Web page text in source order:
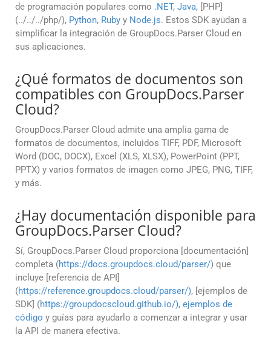
de programación populares como .NET, Java, [PHP]
(../../../php/), Python, Ruby y Node.js. Estos SDK ayudan a
simplificar la integración de GroupDocs.Parser Cloud en
sus aplicaciones.
¿Qué formatos de documentos son
compatibles con GroupDocs.Parser
Cloud?
GroupDocs.Parser Cloud admite una amplia gama de
formatos de documentos, incluidos TIFF, PDF, Microsoft
Word (DOC, DOCX), Excel (XLS, XLSX), PowerPoint (PPT,
PPTX) y varios formatos de imagen como JPEG, PNG, TIFF,
y más.
¿Hay documentación disponible para
GroupDocs.Parser Cloud?
Sí, GroupDocs.Parser Cloud proporciona [documentación]
completa (https://docs.groupdocs.cloud/parser/) que
incluye [referencia de API]
(https://reference.groupdocs.cloud/parser/), [ejemplos de
SDK] (https://groupdocscloud.github.io/), ejemplos de
código y guías para ayudarlo a comenzar a integrar y usar
la API de manera efectiva.